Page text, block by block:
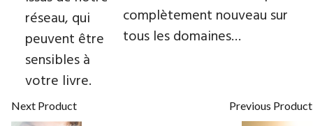
complètement nouveau sur
tous les domaines…
Next Product Previous Product
réseau, qui
peuvent être
sensibles à
votre livre.